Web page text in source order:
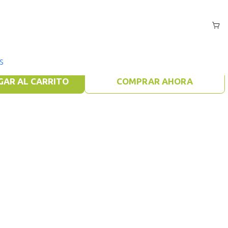
& Write - Español
AL CARRITO COMPRAR AHORA